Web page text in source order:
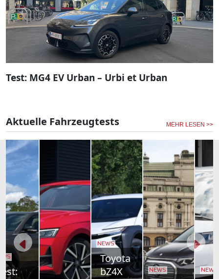
Test: MG4 EV Urban – Urbi et Urban
Aktuelle Fahrzeugtests MEHR LESEN >>
NEWS
Toyota
bZ4X
NEWS NEWS